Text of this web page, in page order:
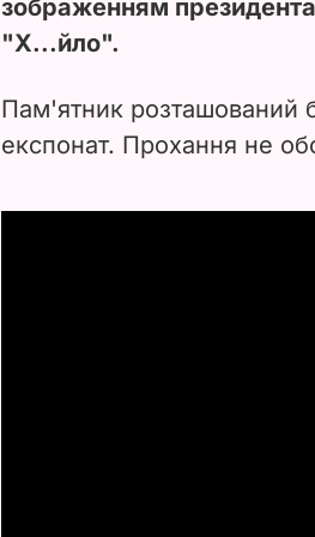
зображенням
"Х...йло".
Пам'ятник розташований
експонат. Прохання не